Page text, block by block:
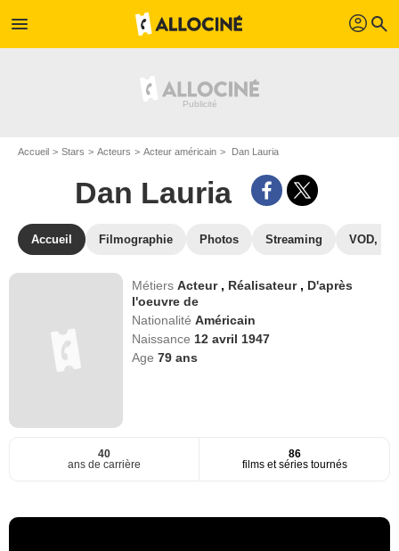
menu profil search
Accueil Stars Acteurs Acteur américain Dan Lauria
Dan Lauria
Accueil Filmographie Photos Streaming VOD,
MétiersActeur , Réalisateur , D'après
l'oeuvre de
NationalitéAméricain
Naissance 12 avril 1947
Age79 ans
40
ans de carrière
86
films et séries tournés